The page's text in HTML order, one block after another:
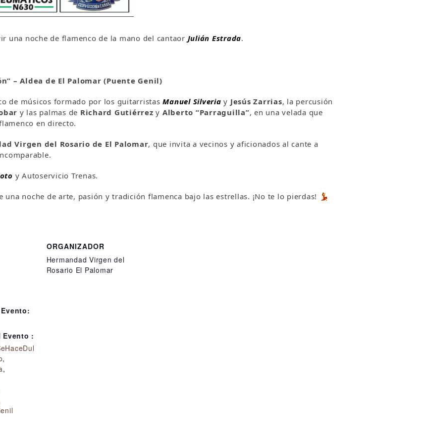
una noche de flamenco de la mano del cantaor Julián Estrada.
– Aldea de El Palomar (Puente Genil)
de músicos formado por los guitarristasManuel Silveria y Jesús Zarrias, la percusión
y las palmas de Richard Gutiérrez y Alberto “Parraguilla”, en una velada que
en directo.
Virgen del Rosario de El Palomar, que invita a vecinos y aficionados al cante a
y Autoservicio Trenas.
noche de arte, pasión y tradición flamenca bajo las estrellas. ¡No te lo pierdas! 💃
Evento :
,
,
ORGANIZADOR
Hermandad Virgen del
Rosario El Palomar